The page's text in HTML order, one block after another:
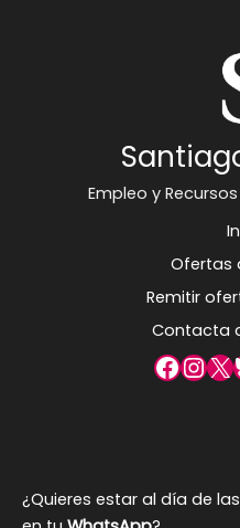
Empleo y
Ofertas
Remitir
Contacta
X
¿Quieres estar al día de